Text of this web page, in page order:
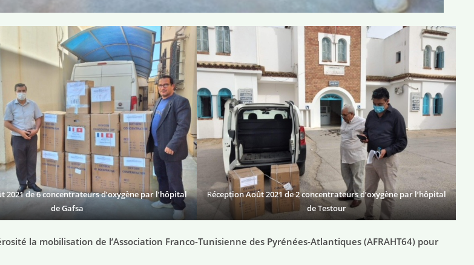
2021 de 6 concentrateurs d’oxygène par l’hôpital
de Gafsa
Réception Août 2021 de 2 concentrateurs d’oxygène par l’hôpital
de Testour
la mobilisation de l’Association Franco-Tunisienne des Pyrénées-Atlantiques (AFRAHT64) pour